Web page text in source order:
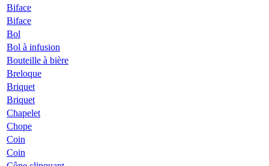
Biface
Biface
Bol
Bol à infusion
Bouteille à bière
Breloque
Briquet
Briquet
Chapelet
Chope
Coin
Coin